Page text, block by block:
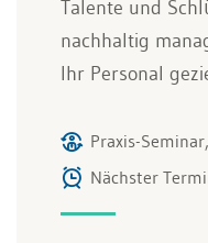
Talente und
nachhaltig
Ihr Personal
Praxis-
Nächster